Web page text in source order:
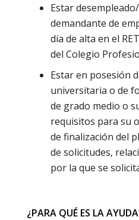
Estar
demandante de
día de alta en el
del Colegio
Estar en posesión
universitaria o de
de grado medio o
requisitos para su
de finalización del
de solicitudes,
por la que se
¿PARA QUÉ ES LA